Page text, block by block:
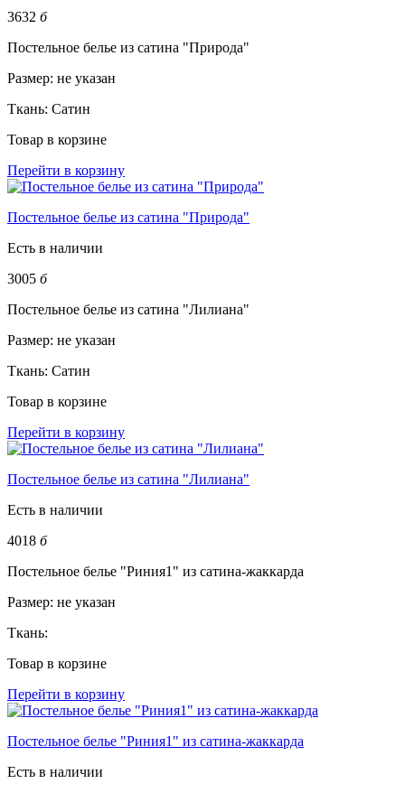
3632 б
Постельное белье из сатина "Природа"
Размер: не указан
Ткань: Сатин
Товар в корзине
Перейти в корзину
Постельное белье из сатина "Природа"
Есть в наличии
3005 б
Постельное белье из сатина "Лилиана"
Размер: не указан
Ткань: Сатин
Товар в корзине
Перейти в корзину
Постельное белье из сатина "Лилиана"
Есть в наличии
4018 б
Постельное белье "Риния1" из сатина-жаккарда
Размер: не указан
Ткань:
Товар в корзине
Перейти в корзину
Постельное белье "Риния1" из сатина-жаккарда
Есть в наличии